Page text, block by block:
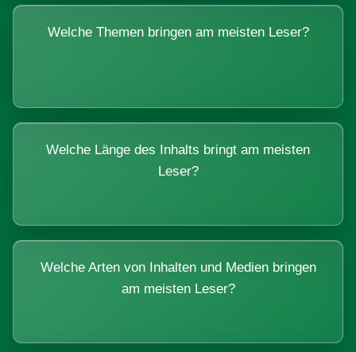
Welche Themen bringen am meisten Leser?
Welche Länge des Inhalts bringt am meisten
Leser?
Welche Arten von Inhalten und Medien bringen
am meisten Leser?